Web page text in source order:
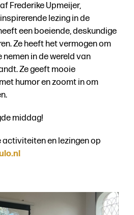
Frederike Upmeijer,
lezing in de
een boeiende, deskundige
Ze heeft het vermogen om
in de wereld van
Ze geeft mooie
humor en zoomt in om
middag!
activiteiten en lezingen op